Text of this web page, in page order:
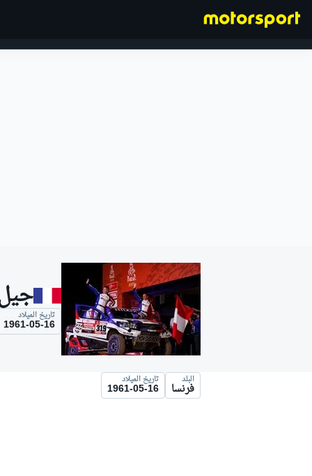
موتو جي بي تاريخ الميلاد
1961-05-16
البلد
فرنسا
تاريخ الميلاد
1961-05-16